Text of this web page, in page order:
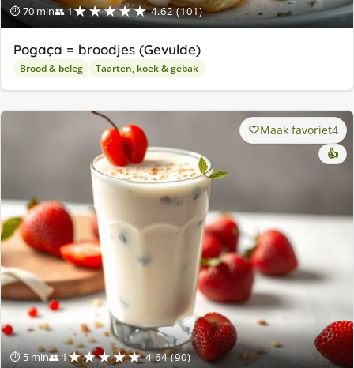
⏱ 70 min👥 1★★★★★ 4.62 (101)
Pogaça = broodjes (Gevulde)
Brood & beleg Taarten, koek & gebak
⏱ 5 min👥 1★★★★★ 4.64 (90)
Maak favoriet4
👍